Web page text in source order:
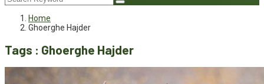
Home
Ghoerghe Hajder
Tags : Ghoerghe Hajder